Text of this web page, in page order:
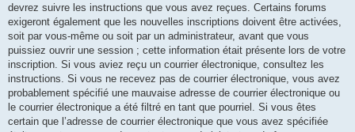
devrez suivre les instructions que vous avez reçues. Certains forums
exigeront également que les nouvelles inscriptions doivent être activées,
soit par vous-même ou soit par un administrateur, avant que vous
puissiez ouvrir une session ; cette information était présente lors de votre
inscription. Si vous aviez reçu un courrier électronique, consultez les
instructions. Si vous ne recevez pas de courrier électronique, vous avez
probablement spécifié une mauvaise adresse de courrier électronique ou
le courrier électronique a été filtré en tant que pourriel. Si vous êtes
certain que l’adresse de courrier électronique que vous avez spécifiée